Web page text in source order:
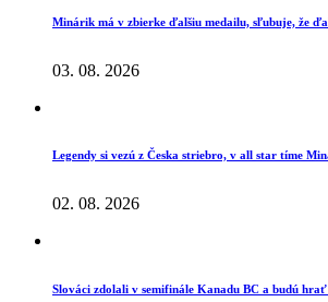
Minárik má v zbierke ďalšiu medailu, sľubuje, že
03. 08. 2026
Legendy si vezú z Česka striebro, v all star tíme
02. 08. 2026
Slováci zdolali v semifinále Kanadu BC a budú